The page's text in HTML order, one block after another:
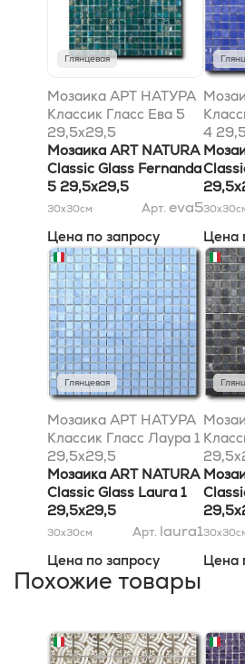
Глянцевая
Мозаика АРТ НАТУРА
Классик Гласс Ева 5
29,5x29,5
Мозаика ART NATURA
Classic Glass Fernanda
5 29,5x29,5
30x30см Арт. eva5
Цена по запросу
4
30x30
Цена
Глянцевая
Мозаика АРТ НАТУРА
Классик Гласс Лаура 1
29,5x29,5
Мозаика ART NATURA
Classic Glass Laura 1
29,5x29,5
30x30см Арт. laura1
Цена по запросу
30x30
Цена
Похожие товары